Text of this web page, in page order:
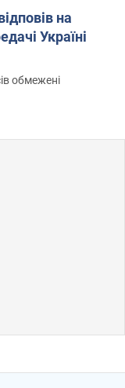
на
Україні
обмежені